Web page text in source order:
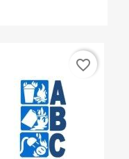
favorite_border